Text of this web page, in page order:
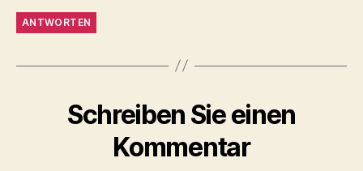
ANTWORTEN
Schreiben Sie einen
Kommentar